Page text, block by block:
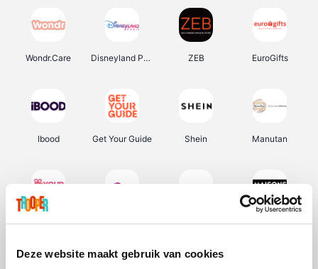
Deze website maakt gebruik van cookies
Wondr.Care Disneyland Paris ZEB EuroGifts
Ibood Get Your Guide Shein Manutan